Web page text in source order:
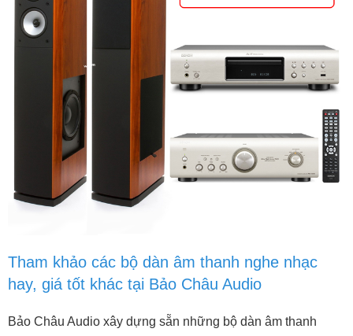
Tham khảo các bộ dàn âm thanh nghe nhạc
hay, giá tốt khác tại Bảo Châu Audio
Bảo Châu Audio xây dựng sẵn những bộ dàn âm thanh